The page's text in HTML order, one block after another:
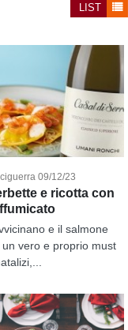
LIST
09/12/23
e ricotta con
e il salmone
vero e proprio must